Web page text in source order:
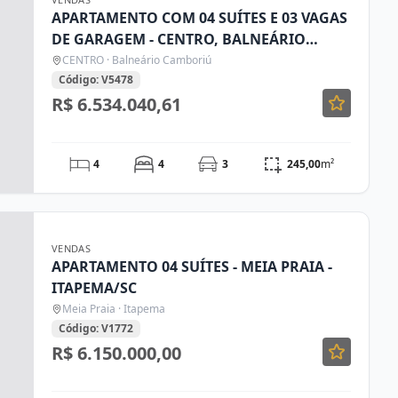
APARTAMENTO COM 04 SUÍTES E 03 VAGAS
DE GARAGEM - CENTRO, BALNEÁRIO
CAMBORIÚ/SC
CENTRO · Balneário Camboriú
Código: V5478
R$ 6.534.040,61
4 4 3 245,00m²
VENDAS
APARTAMENTO 04 SUÍTES - MEIA PRAIA -
ITAPEMA/SC
Meia Praia · Itapema
Código: V1772
R$ 6.150.000,00